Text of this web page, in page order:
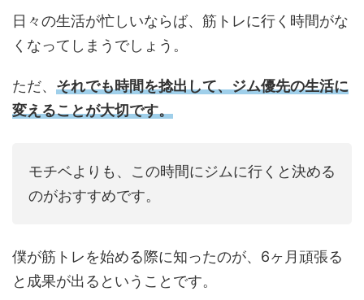
日々の生活が忙しいならば、筋トレに行く時間がな
くなってしまうでしょう。
ただ、 それでも時間を捻出して、ジム優先の生活に
変えることが大切です。
モチベよりも、この時間にジムに行くと決める
のがおすすめです。
僕が筋トレを始める際に知ったのが、6ヶ月頑張る
と成果が出るということです。